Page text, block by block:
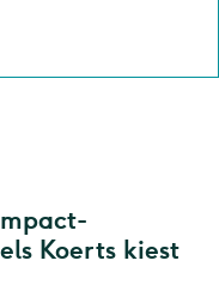
Koerts kiest